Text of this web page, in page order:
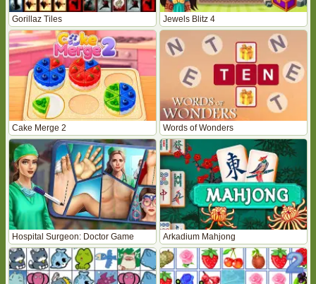
Gorillaz Tiles Jewels Blitz 4
Cake Merge 2 Words of Wonders
Hospital Surgeon: Doctor Game Arkadium Mahjong